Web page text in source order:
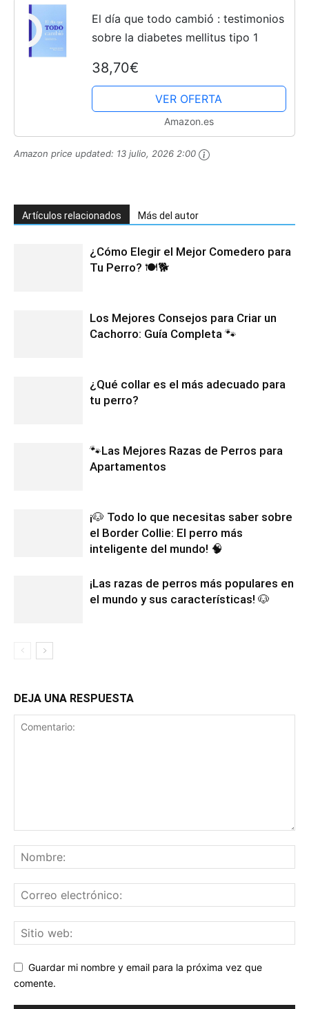
El día que todo cambió : testimonios
sobre la diabetes mellitus tipo 1
38,70€
VER OFERTA
Amazon.es
Amazon price updated: 13 julio, 2026 2:00
Artículos relacionados Más del autor
¿Cómo Elegir el Mejor Comedero para
Tu Perro? 🍽️🐕
Los Mejores Consejos para Criar un
Cachorro: Guía Completa 🐾
¿Qué collar es el más adecuado para
tu perro?
🐾Las Mejores Razas de Perros para
Apartamentos
¡🐶 Todo lo que necesitas saber sobre
el Border Collie: El perro más
inteligente del mundo! 🧠
¡Las razas de perros más populares en
el mundo y sus características! 🐶
DEJA UNA RESPUESTA
Guardar mi nombre y email para la próxima vez que
comente.